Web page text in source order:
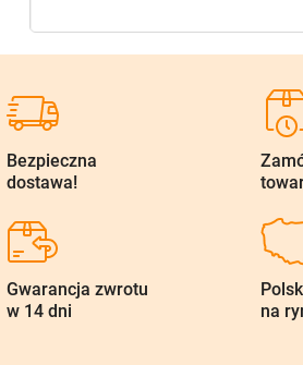
Bezpieczna
dostawa!
Gwarancja zwrotu
w 14 dni
na